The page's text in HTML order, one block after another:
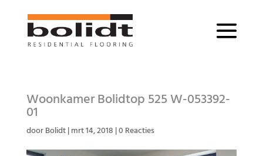
Woonkamer Bolidtop 525 W-053392-
01
doorBolidt|mrt 14, 2018 |0 Reacties